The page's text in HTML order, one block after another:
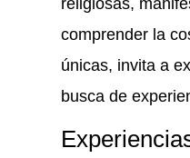
religiosas,
comprender la
únicas, invita a
busca de